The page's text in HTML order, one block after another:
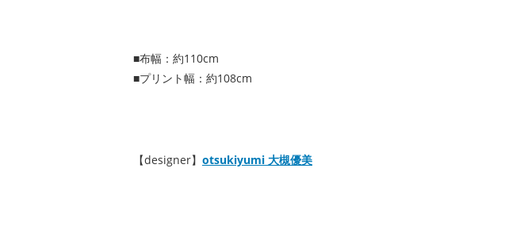
■布幅：約110cm
■プリント幅：約108cm
【designer】 otsukiyumi 大槻優美